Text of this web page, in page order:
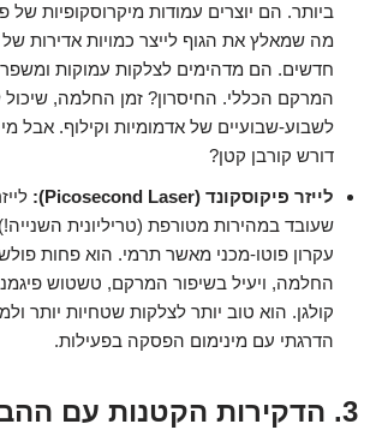
ביותר. הם יוצרים עמודות מיקרוסקופיות של
מה שמאלץ את הגוף לייצר כמויות אדירות של
חדשים. הם מדהימים לצלקות עמוקות
המרקם הכללי. החיסרון? זמן החלמה, שיכול
לשבוע-שבועיים של אדמומיות וקילוף. אבל
דורש קורבן קטן?
לייזר פיקוסקונד (Picosecond Laser):
שעובד במהירות מטורפת (טריליונית
עקרון פוטו-מכני מאשר תרמי. הוא פחות
החלמה, ויעיל בשיפור המרקם, טשטוש
קולגן. הוא טוב יותר לצלקות שטחיות יותר
הדרגתי עם מינימום הפסקה בפעילות.
3. הדקירות הקטנות עם